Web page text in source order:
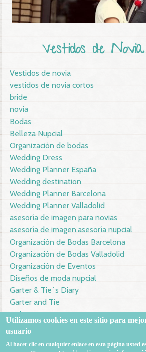
Vestidos de
Vestidos de novia
vestidos de novia cortos
bride
novia
Bodas
Belleza Nupcial
Organización de bodas
Wedding Dress
Wedding Planner España
Wedding destination
Wedding Planner Barcelona
Wedding Planner Valladolid
asesoría de imagen para novias
asesoría de imagen.asesoría nupcial
Organización de Bodas Barcelona
Organización de Bodas Valladolid
Organización de Eventos
Diseños de moda nupcial
Garter & Tie´s Diary
Garter and Tie
gtd
639585519
info@garterandtiesdiary.com
Utilizamos cookies en este sitio para
usuario
Al hacer clic en cualquier enlace en esta página usted